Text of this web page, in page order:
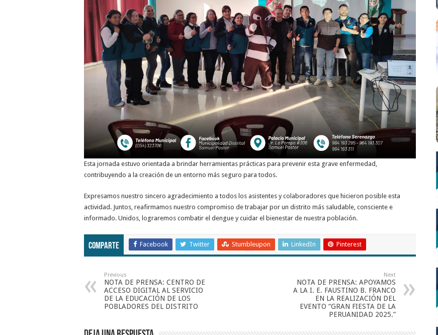
Esta jornada estuvo orientada a brindar herramientas prácticas para prevenir esta grave enfermedad,
contribuyendo a la creación de un entorno más seguro para todos.
Expresamos nuestro sincero agradecimiento a todos los asistentes y colaboradores que hicieron posible esta
actividad. Juntos, reafirmamos nuestro compromiso de trabajar por un distrito más saludable, consciente e
informado. Unidos, lograremos combatir el dengue y cuidar el bienestar de nuestra población.
Comparte Facebook Twitter Stumbleupon LinkedIn Pinterest
Previous
NOTA DE PRENSA: CENTRO DE
ACCESO DIGITAL AL SERVICIO
DE LA EDUCACIÓN DE LOS
POBLADORES DEL DISTRITO
Next
NOTA DE PRENSA: APOYAMOS
A LA I. E. FAUSTINO B. FRANCO
EN LA REALIZACIÓN DEL
EVENTO “GRAN FIESTA DE LA
PERUANIDAD 2025.”